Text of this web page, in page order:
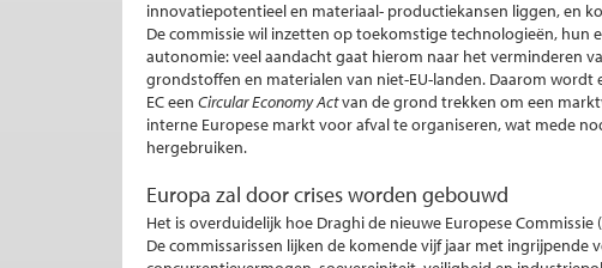
innovatiepotentieel en materiaal- productiekansen liggen, en
De commissie wil inzetten op toekomstige technologieën, hun
autonomie: veel aandacht gaat hierom naar het verminderen
grondstoffen en materialen van niet-EU-landen. Daarom wordt
EC een Circular Economy Actvan de grond trekken om een
interne Europese markt voor afval te organiseren, wat mede
hergebruiken.
Europa zal door crises worden gebouwd
Het is overduidelijk hoe Draghi de nieuwe Europese
De commissarissen lijken de komende vijf jaar met ingrijpende